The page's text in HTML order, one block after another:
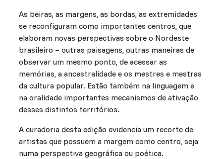
As beiras, as margens, as bordas, as extremidades
se reconfiguram como importantes centros, que
elaboram novas perspectivas sobre o Nordeste
brasileiro – outras paisagens, outras maneiras de
observar um mesmo ponto, de acessar as
memórias, a ancestralidade e os mestres e mestras
da cultura popular. Estão também na linguagem e
na oralidade importantes mecanismos de ativação
desses distintos territórios.
A curadoria desta edição evidencia um recorte de
artistas que possuem a margem como centro, seja
numa perspectiva geográfica ou poética.